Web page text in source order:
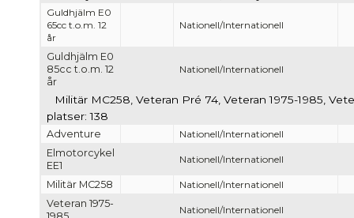
Guldhjälm E0
65cc t.o.m. 12
år
Nationell/Internationell
Guldhjälm E0
85cc t.o.m. 12
år
Nationell/Internationell
Militär MC258, Veteran Pré 74, Veteran 1975-1985,
platser: 138
Adventure
Nationell/Internationell
Elmotorcykel
EE1
Nationell/Internationell
Militär MC258
Nationell/Internationell
Veteran 1975-
Nationell/Internationell